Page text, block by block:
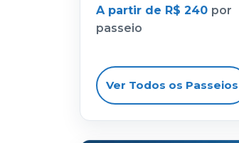
A partir de R$ 240 por
passeio
Ver Todos os Passeios